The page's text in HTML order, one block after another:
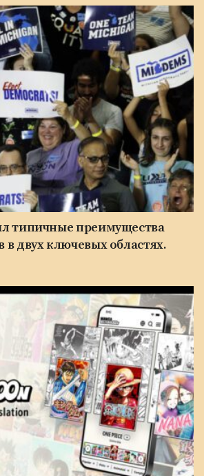
типичные преимущества
в двух ключевых областях.